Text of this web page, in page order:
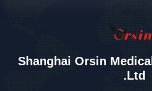
Shanghai Orsin
Ltd.